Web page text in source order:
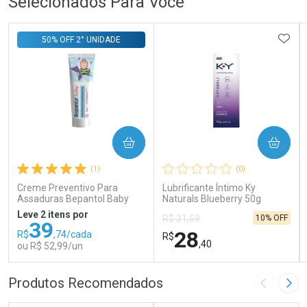
(1)
Creme Preventivo Para
Assaduras Bepantol Baby
Toy Story Personagens
Sortidos 120g
50% OFF 2° UNIDADE
Leve 2 itens por
R$39,74/cada
ou R$ 52,99/un
COMPRAR
FECHAR
FECHAR
Por Menos
(0)
Lubrificante Íntimo Ky
Naturals Blueberry 50g
R$ 31,59
R$28,40
10% OFF
COMPRAR
Por Menos
Produtos Recomendados Imagem